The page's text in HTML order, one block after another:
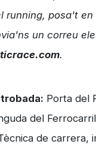
running, posa't
un correu
.
Porta del
del
de carrera,